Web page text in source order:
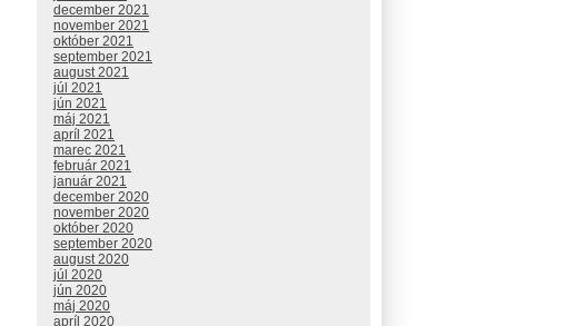
december 2021
november 2021
október 2021
september 2021
august 2021
júl 2021
jún 2021
máj 2021
apríl 2021
marec 2021
február 2021
január 2021
december 2020
november 2020
október 2020
september 2020
august 2020
júl 2020
jún 2020
máj 2020
apríl 2020